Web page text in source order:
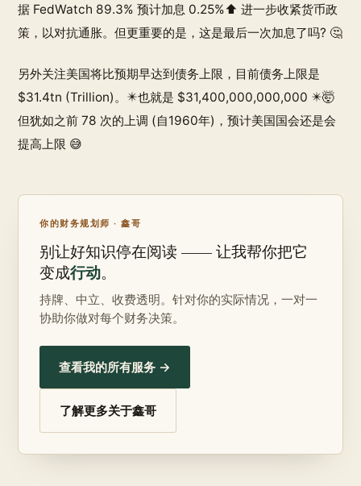
据 FedWatch 89.3% 预计加息 0.25%⬆️ 进一步收紧货币政
策，以对抗通胀。但更重要的是，这是最后一次加息了吗? 🤔
另外关注美国将比预期早达到债务上限，目前债务上限是
$31.4tn (Trillion)。✴️也就是 $31,400,000,000,000 ✴️🤯
但犹如之前 78 次的上调 (自1960年)，预计美国国会还是会
提高上限 😅
你的财务规划师 · 鑫哥
别让好知识停在阅读 —— 让我帮你把它
变成行动。
持牌、中立、收费透明。针对你的实际情况，一对一
协助你做对每个财务决策。
查看我的所有服务 →
了解更多关于鑫哥